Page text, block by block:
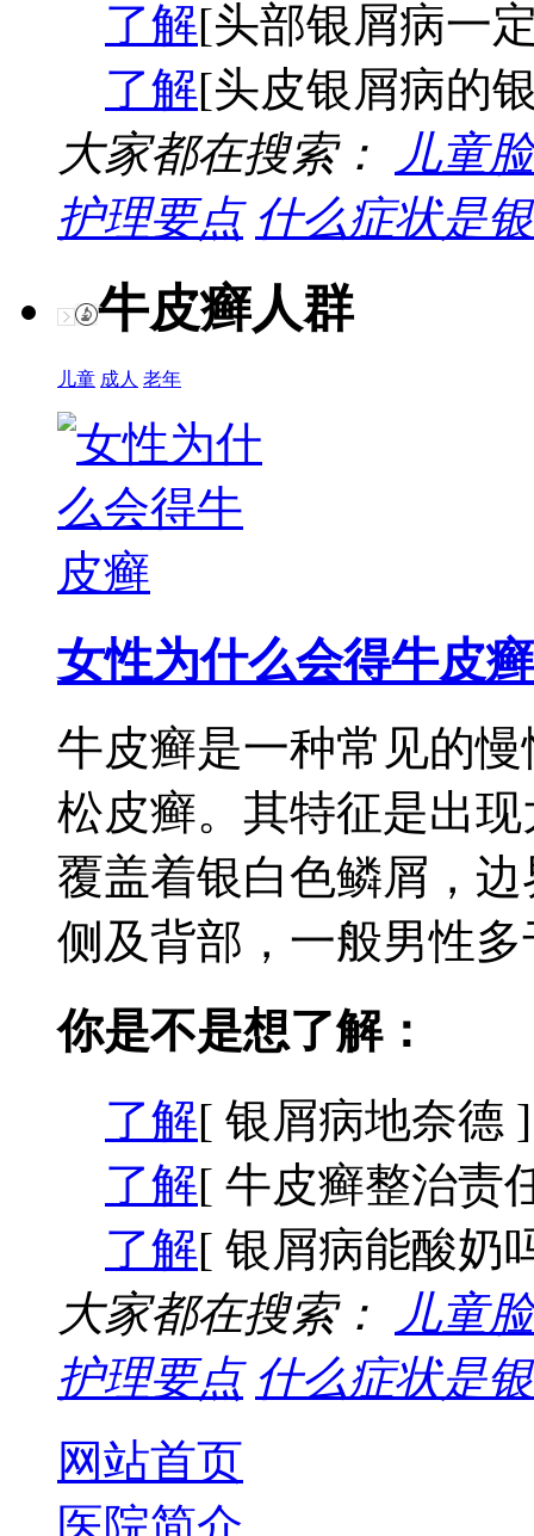
了解[头部银屑病一
了解[头皮银屑病的
大家都在搜索：
儿童
护理要点 什么症状是
牛皮癣人群
儿童 成人 老年
女性为什么会得牛皮癣
牛皮癣是一种常见的
松皮癣。其特征是出
覆盖着银白色鳞屑，
侧及背部，一般男性
你是不是想了解：
了解[ 银屑病地奈德 ]
了解[ 牛皮癣整治责
了解[ 银屑病能酸奶
大家都在搜索：
儿童
护理要点 什么症状是
网站首页